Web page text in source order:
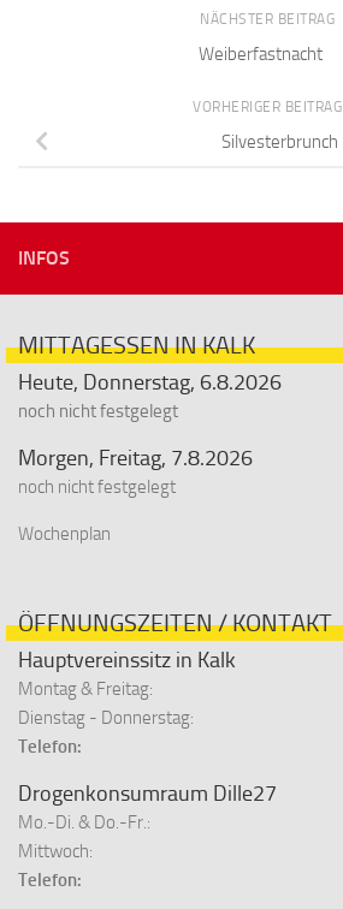
NÄCHSTER BEITRAG
Weiberfastnacht
VORHERIGER BEITRAG
Silvesterbrunch
INFOS
MITTAGESSEN IN KALK
Heute, Donnerstag, 6.8.2026
noch nicht festgelegt
Morgen, Freitag, 7.8.2026
noch nicht festgelegt
Wochenplan
ÖFFNUNGSZEITEN / KONTAKT
Hauptvereinssitz in Kalk
Montag & Freitag:
Dienstag - Donnerstag:
Telefon:
Drogenkonsumraum Dille27
Mo.-Di. & Do.-Fr.:
Mittwoch:
Telefon: